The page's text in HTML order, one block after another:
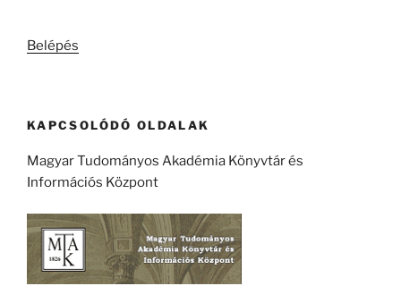
Belépés
KAPCSOLÓDÓ OLDALAK
Magyar Tudományos Akadémia Könyvtár és
Információs Központ